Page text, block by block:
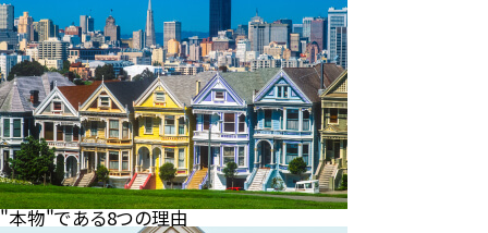
"本物"である8つの理由